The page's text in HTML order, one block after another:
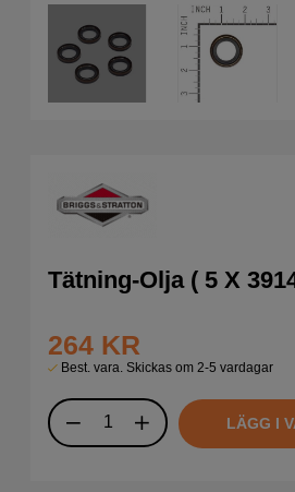
Tätning-Olja ( 5 X
264 KR
Best. vara. Skickas om 2-5 vardagar
LÄGG I